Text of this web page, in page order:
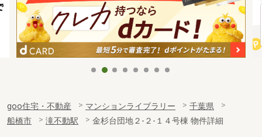
goo住宅・不動産 マンションライブラリー
千葉県
船橋市
滝不動駅 金杉台団地２-２-１４号棟 物件詳細